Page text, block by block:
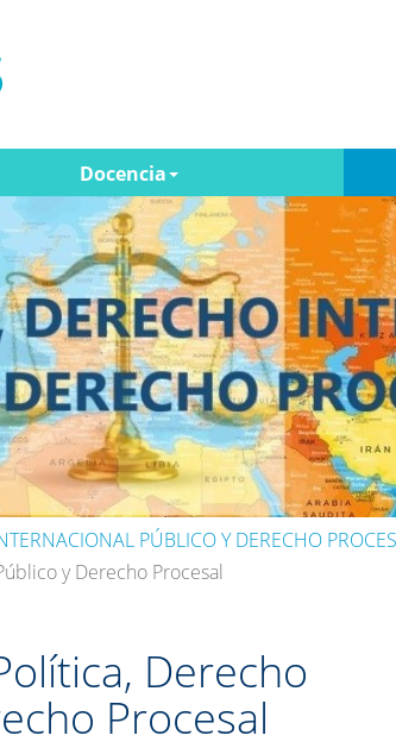
Docencia
PÚBLICO Y DERECHO
y Derecho Procesal
Derecho
Procesal